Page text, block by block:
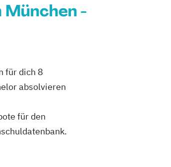
-
für dich 8
absolvieren
für den